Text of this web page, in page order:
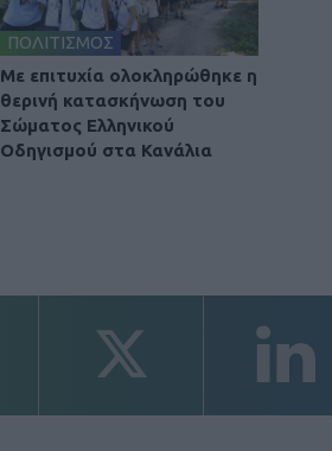
ΠΟΛΙΤΙΣΜΟΣ
Με επιτυχία ολοκληρώθηκε η
θερινή κατασκήνωση του
Σώματος Ελληνικού
Οδηγισμού στα Κανάλια